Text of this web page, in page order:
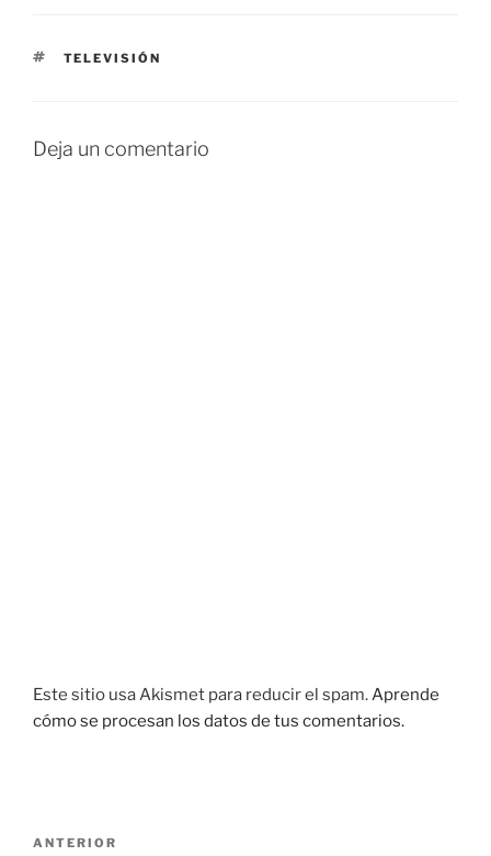
ETIQUETAS
TELEVISIÓN
Deja un comentario
Este sitio usa Akismet para reducir el spam.Aprende
cómo se procesan los datos de tus comentarios.
Entrada
ANTERIOR